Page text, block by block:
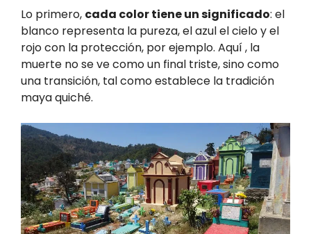
Lo primero, cada color tiene un significado: el
blanco representa la pureza, el azul el cielo y el
rojo con la protección, por ejemplo. Aquí , la
muerte no se ve como un final triste, sino como
una transición, tal como establece la tradición
maya quiché.